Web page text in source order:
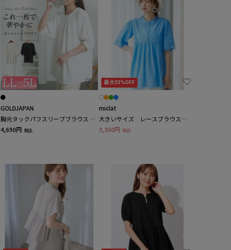
GOLDJAPAN
胸元タックパフスリーブブラウス 大
きいサイズ レディース
4,690円 税込
最大33%OFF
miclat
大きいサイズ レースブラウス
（miclat）
3,300円 税込